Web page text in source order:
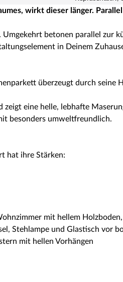
wirkt dieser länger.
betonen parallel zur
in Deinem
überzeugt durch seine
zeigt eine helle, lebhafte
besonders umweltfreundlich.
hat ihre Stärken: